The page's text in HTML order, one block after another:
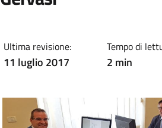
Ultima revisione:
11 luglio 2017
Tempo di
2 min